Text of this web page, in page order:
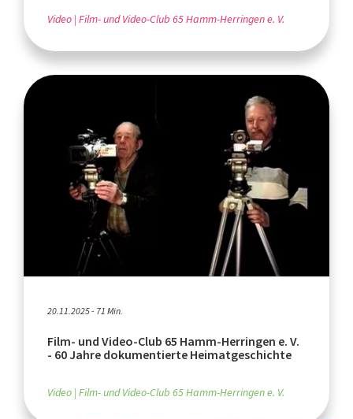
Video Film- und Video-Club 65 Hamm-Herringen e. V.
20.11.2025 - 71 Min.
Film- und Video-Club 65 Hamm-Herringen e. V.
- 60 Jahre dokumentierte Heimatgeschichte
Video Film- und Video-Club 65 Hamm-Herringen e. V.